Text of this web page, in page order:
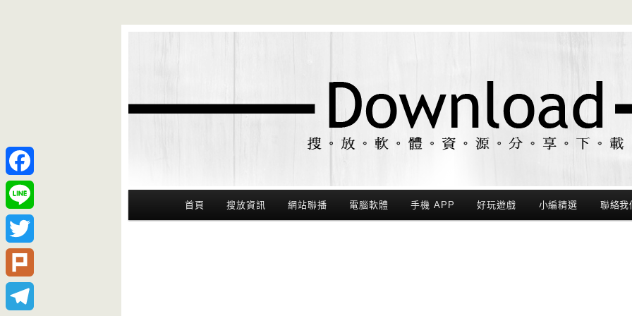
Main Menu
首頁 搜放資訊 網站聯播 電腦軟體 手機 APP 好玩遊戲 小編精選 聯絡我
Facebook
Line
Twitter
Plurk